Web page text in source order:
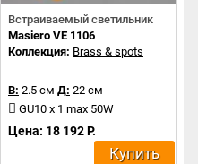
Встраиваемый светильник
Masiero VE 1106
Коллекция: Brass & spots
В: 2.5 см Д: 22 см
GU10 x 1 max 50W
Цена: 18 192 Р.
Купить